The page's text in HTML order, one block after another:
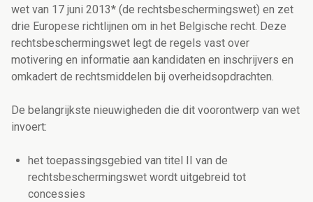
wet van 17 juni 2013* (de rechtsbeschermingswet) en zet
drie Europese richtlijnen om in het Belgische recht. Deze
rechtsbeschermingswet legt de regels vast over
motivering en informatie aan kandidaten en inschrijvers en
omkadert de rechtsmiddelen bij overheidsopdrachten.
De belangrijkste nieuwigheden die dit voorontwerp van wet
invoert:
het toepassingsgebied van titel II van de
rechtsbeschermingswet wordt uitgebreid tot
concessies